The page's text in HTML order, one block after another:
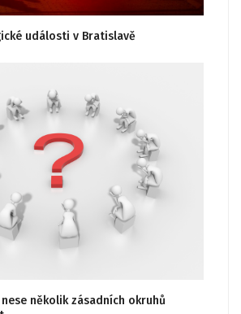
události v Bratislavě
několik zásadních okruhů